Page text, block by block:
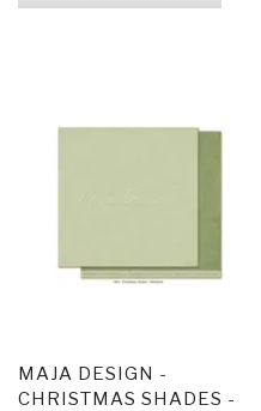
MAJA DESIGN -
CHRISTMAS SHADES -